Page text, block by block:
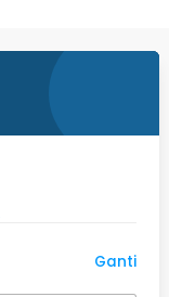
Ganti